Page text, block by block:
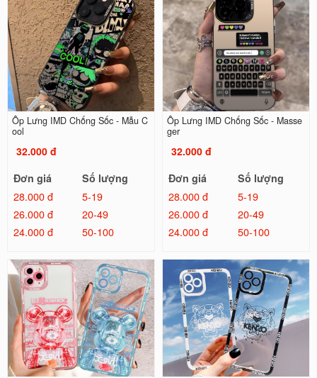
Ốp Lưng IMD Chống Sốc - Mẫu C
ool
32.000 đ
Đơn giá
Số lượng
28.000 đ
5-19
26.000 đ
20-49
24.000 đ
50-100
Ốp Lưng IMD Chống Sốc - Masse
ger
32.000 đ
Đơn giá
Số lượng
28.000 đ
5-19
26.000 đ
20-49
24.000 đ
50-100